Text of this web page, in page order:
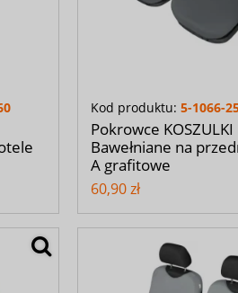
Kod produktu: 5-1066-
Pokrowce KOSZULKI
Bawełniane na
A grafitowe
60,90 zł